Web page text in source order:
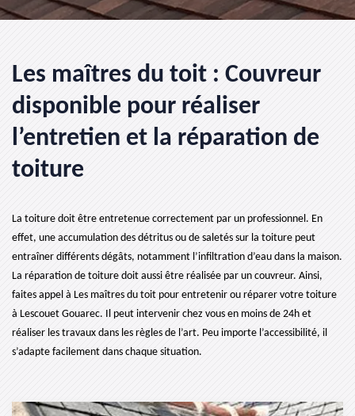
Les maîtres du toit : Couvreur
disponible pour réaliser
l’entretien et la réparation de
toiture
La toiture doit être entretenue correctement par un professionnel. En
effet, une accumulation des détritus ou de saletés sur la toiture peut
entraîner différents dégâts, notamment l’infiltration d’eau dans la maison.
La réparation de toiture doit aussi être réalisée par un couvreur. Ainsi,
faites appel à Les maîtres du toit pour entretenir ou réparer votre toiture
à Lescouet Gouarec. Il peut intervenir chez vous en moins de 24h et
réaliser les travaux dans les règles de l’art. Peu importe l’accessibilité, il
s’adapte facilement dans chaque situation.